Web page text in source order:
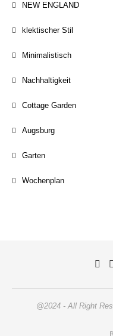
NEW ENGLAND
klektischer Stil
Minimalistisch
Nachhaltigkeit
Cottage Garden
Augsburg
Garten
Wochenplan
@2024 - All Right